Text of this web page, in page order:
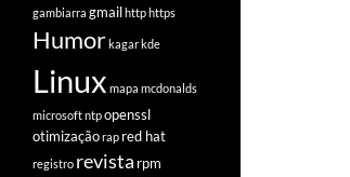
gambiarra gmailhttphttps
Humorkagarkde
Linux mapa mcdonalds
microsoftntpopenssl
otimizaçãorap red hat
registro revista rpm